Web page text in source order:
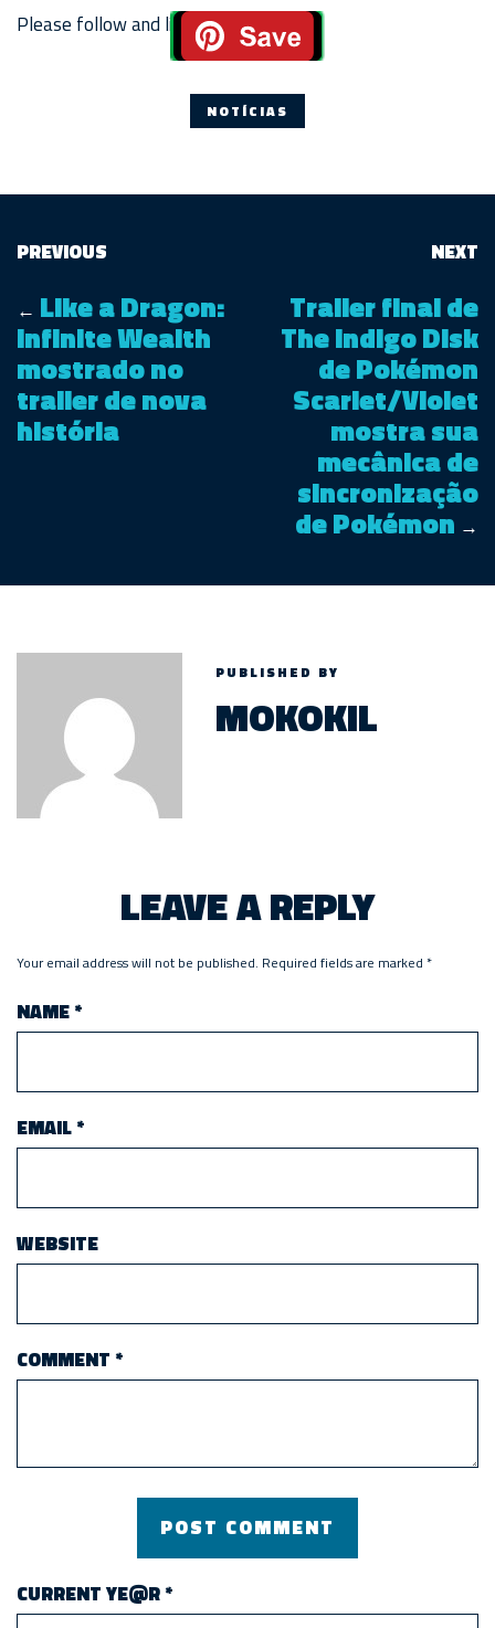
Please follow and like us:
NOTÍCIAS
PREVIOUS
← Like a Dragon:
Infinite Wealth
mostrado no
trailer de nova
história
NEXT
Trailer final de
The Indigo Disk
de Pokémon
Scarlet/Violet
mostra sua
mecânica de
sincronização
de Pokémon →
PUBLISHED BY
MOKOKIL
LEAVE A REPLY
Your email address will not be published. Required fields are marked *
NAME*
EMAIL*
WEBSITE
COMMENT *
CURRENT YE@R*